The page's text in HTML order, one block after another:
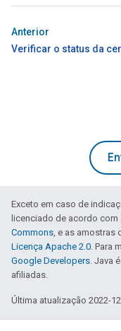
Anterior
Verificar o status da
Exceto em caso de
licenciado de acordo com
Commons, e as amostras
Licença Apache 2.0. Para
Google Developers. Java
afiliadas.
Última atualização 2022-